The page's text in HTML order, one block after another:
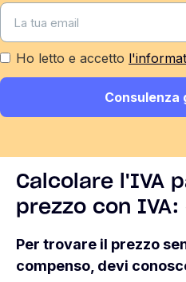
Ho letto e accetto
Consulenza
Calcolare l'IVA
prezzo con
Per trovare il prezzo
compenso, devi